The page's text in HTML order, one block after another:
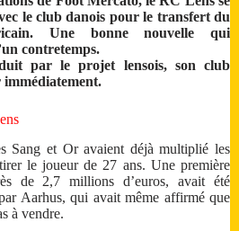
le club danois pour le transfert du
Une bonne nouvelle qui
contretemps.
par le projet lensois, son club
immédiatement.
Sang et Or avaient déjà multiplié les
le joueur de 27 ans. Une première
de 2,7 millions d’euros, avait été
Aarhus, qui avait même affirmé que
à vendre.